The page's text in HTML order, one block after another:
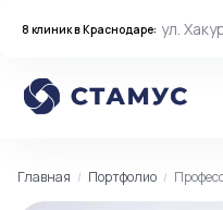
8 клиник в Краснодаре: ул.
Главная Портфолио